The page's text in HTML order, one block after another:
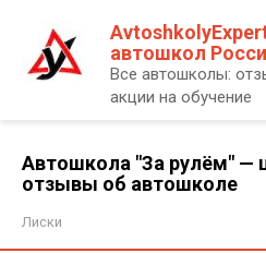
контенту
автошкол
Все автошколы:
акции на обучение
Автошкола "За рулём" —
отзывы об автошколе
Лиски